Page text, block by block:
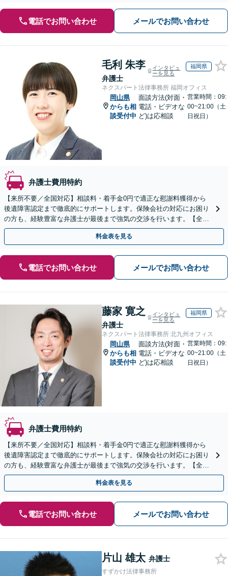
電話でお問い合わせ メールでお問い合わせ
毛利 朱李
弁護士
インタビュ
ーを見る
福岡県
ネクスパート法律事務所 福岡オフィス
岡山県
からも相
談受付中
面談方法(対面・
電話・ビデオな
ど)は応相談
営業時間：09:
00~21:00（土
日祝日）
弁護士費用特約
【来所不要／全国対応】相談料・着手金0円で適正な慰謝料獲得から
後遺障害認定まで徹底的にサポートします。保険会社の対応にお困り
の方も、経験豊富な弁護士が最後まで強気の交渉を行います。【全国
13拠点】お気軽にご相談ください。
料金表を見る
電話でお問い合わせ メールでお問い合わせ
藤家 寛之
弁護士
インタビュ
ーを見る
福岡県
ネクスパート法律事務所 北九州オフィス
岡山県
からも相
談受付中
面談方法(対面・
電話・ビデオな
ど)は応相談
営業時間：09:
00~21:00（土
日祝日）
弁護士費用特約
【来所不要／全国対応】相談料・着手金0円で適正な慰謝料獲得から
後遺障害認定まで徹底的にサポートします。保険会社の対応にお困り
の方も、経験豊富な弁護士が最後まで強気の交渉を行います。【全国
13拠点】お気軽にご相談ください。
料金表を見る
電話でお問い合わせ メールでお問い合わせ
片山 雄太 弁護士
すずかけ法律事務所